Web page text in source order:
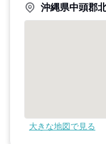
沖縄県中頭郡
大きな地図で見る